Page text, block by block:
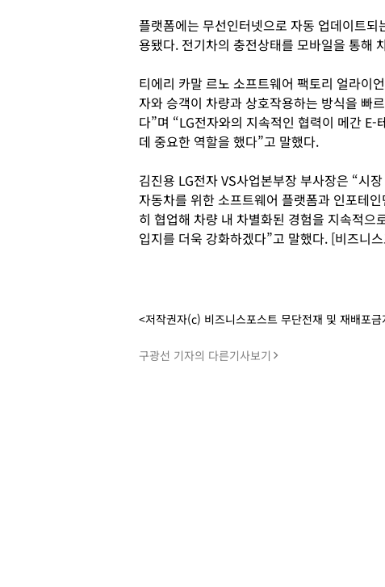
플랫폼에는 무선인터넷으로 자동 업데이트되
용됐다. 전기차의 충전상태를 모바일을 통해
티에리 카말 르노 소프트웨어 팩토리 얼라이
자와 승객이 차량과 상호작용하는 방식을 빠
다”며 “LG전자와의 지속적인 협력이 메간
데 중요한 역할을 했다”고 말했다.
김진용 LG전자 VS사업본부장 부사장은 “시
자동차를 위한 소프트웨어 플랫폼과 인포테
히 협업해 차량 내 차별화된 경험을 지속적으
입지를 더욱 강화하겠다”고 말했다. [비즈니
<저작권자(c) 비즈니스포스트 무단전재 및 재배포금
구광선 기자의 다른기사보기